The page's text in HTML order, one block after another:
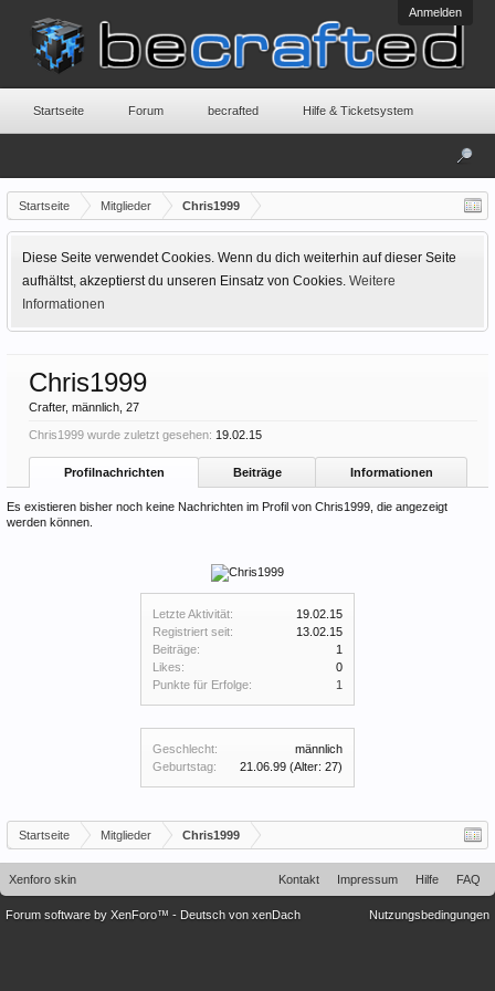
Anmelden
Startseite Mitglieder Chris1999
Diese Seite verwendet Cookies. Wenn du dich weiterhin auf dieser Seite
aufhältst, akzeptierst du unseren Einsatz von Cookies. Weitere
Informationen
Letzte Aktivität:
19.02.15
Registriert seit:
13.02.15
Beiträge:
1
Likes:
0
Punkte für Erfolge:
1
Geschlecht:
männlich
Geburtstag:
21.06.99 (Alter: 27)
Chris1999
Crafter, männlich, 27
Chris1999 wurde zuletzt gesehen: 19.02.15
Profilnachrichten Beiträge Informationen
Es existieren bisher noch keine Nachrichten im Profil von Chris1999, die angezeigt
werden können.
Startseite Mitglieder Chris1999
Startseite Forum becrafted Hilfe & Ticketsystem
Xenforo skin Kontakt Impressum Hilfe FAQ
Nutzungsbedingungen
Forum software by XenForo™ - Deutsch von xenDach